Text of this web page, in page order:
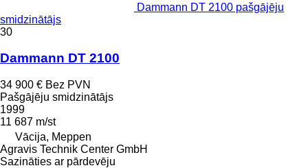
Dammann DT 2100 pašgājēju
smidzinātājs
30
Dammann DT 2100
34 900 € Bez PVN
Pašgājēju smidzinātājs
1999
11 687 m/st
Vācija, Meppen
Agravis Technik Center GmbH
Sazināties ar pārdevēju